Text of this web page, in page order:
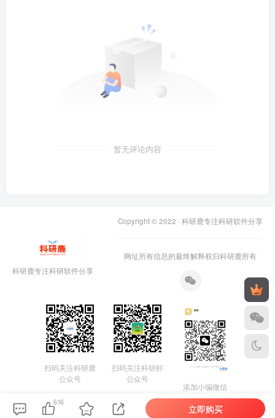
暂无评论内容
科研鹿专注科研软件分享
Copyright © 2022 · 科研鹿专注科研软件分享
网址所有信息的最终解释权归科研鹿所有
扫码关注科研鹿
公众号
扫码关注科研虾
公众号
添加小编微信
616
立即购买